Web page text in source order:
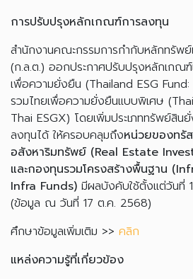
การปรับปรุงหลักเกณฑ์การลงทุน
สำนักงานคณะกรรมการกำกับหลักทรัพ
(ก.ล.ต.) ออกประกาศปรับปรุงหลักเกณ
เพื่อความยั่งยืน (Thailand ESG
รวมไทยเพื่อความยั่งยืนแบบพิเศษ
Thai ESGX) โดยเพิ่มประเภททรัพย์สิน
ลงทุนได้ ให้ครอบคลุมถึงหน่วยของทรั
อสังหาริมทรัพย์ (Real Estate
และกองทุนรวมโครงสร้างพื้นฐาน
Infra Funds) มีผลบังคับใช้ตั้งแต่วันที่
(ข้อมูล ณ วันที่ 17 ต.ค. 2568)
ศึกษาข้อมูลเพิ่มเติม >> คลิก
แหล่งความรู้ที่เกี่ยวข้อง